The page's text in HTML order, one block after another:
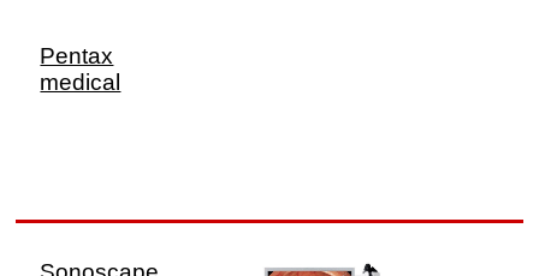
Pentax
medical